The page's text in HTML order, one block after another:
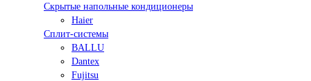
Скрытые напольные кондиционеры
Haier
Сплит-системы
BALLU
Dantex
Fujitsu